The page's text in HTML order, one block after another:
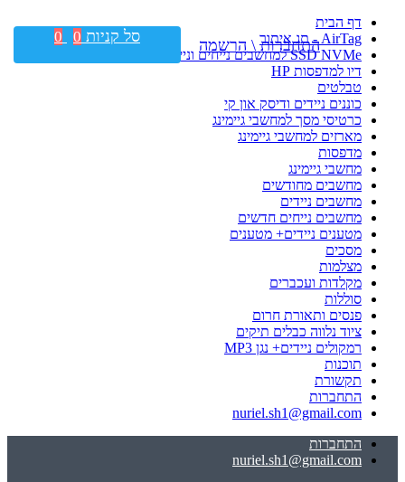
דף הבית
AirTag - תג איתור
SSD NVMe למחשבים נייחים וניידים
דיו למדפסות HP
טבלטים
כוננים ניידים ודיסק און קי
כרטיסי מסך למחשבי גיימינג
מארזים למחשבי גיימינג
מדפסות
מחשבי גיימינג
מחשבים מחודשים
מחשבים ניידים
מחשבים נייחים חדשים
מטענים ניידים+ מטענים
מסכים
מצלמות
מקלדות ועכברים
סוללות
פנסים ותאורת חרום
ציוד נלווה כבלים תיקים
רמקולים ניידים+ נגן MP3
תוכנות
תקשורת
התחברות
nuriel.sh1@gmail.com
התחברות
nuriel.sh1@gmail.com
התחברות \ הרשמה סל קניות 0
0